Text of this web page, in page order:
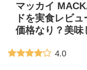
マッカイ
ドを実食レビ
価格なり？美味
4.0